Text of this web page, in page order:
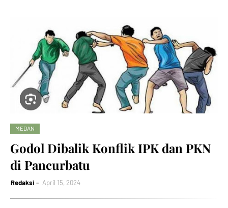
MEDAN
Godol Dibalik Konflik IPK dan PKN
di Pancurbatu
Redaksi April 15, 2024